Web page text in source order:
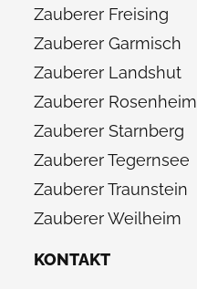
Zauberer Freising
Zauberer Garmisch
Zauberer Landshut
Zauberer Rosenheim
Zauberer Starnberg
Zauberer Tegernsee
Zauberer Traunstein
Zauberer Weilheim
KONTAKT